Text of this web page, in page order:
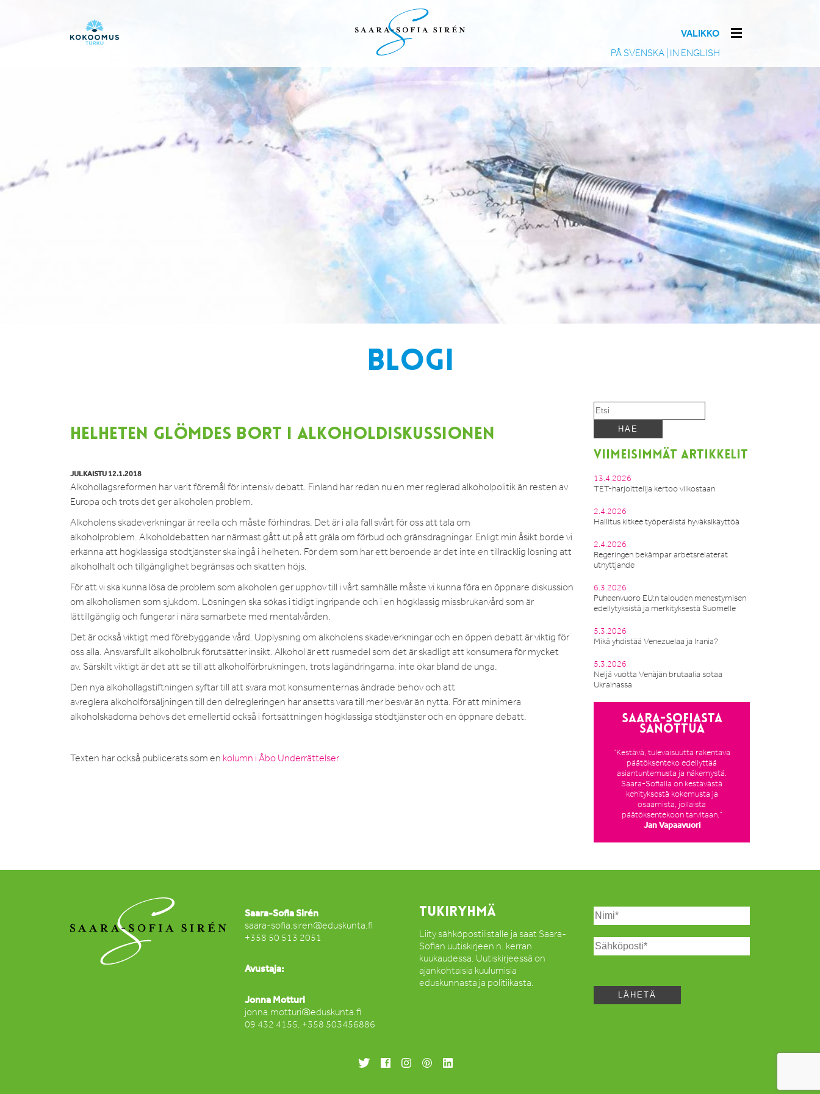
PÅ SVENSKA IN ENGLISH
VALIKKO
BLOGI
HELHETEN GLÖMDES BORT I ALKOHOLDISKUSSIONEN
JULKAISTU 12.1.2018
Alkohollagsreformen har varit föremål för intensiv debatt. Finland har redan nu en mer reglerad alkoholpolitik än resten av
Europa och trots det ger alkoholen problem.
Alkoholens skadeverkningar är reella och måste förhindras. Det är i alla fall svårt för oss att tala om
alkoholproblem. Alkoholdebatten har närmast gått ut på att gräla om förbud och gränsdragningar. Enligt min åsikt borde vi
erkänna att högklassiga stödtjänster ska ingå i helheten. För dem som har ett beroende är det inte en tillräcklig lösning att
alkoholhalt och tillgänglighet begränsas och skatten höjs.
För att vi ska kunna lösa de problem som alkoholen ger upphov till i vårt samhälle måste vi kunna föra en öppnare diskussion
om alkoholismen som sjukdom. Lösningen ska sökas i tidigt ingripande och i en högklassig missbrukarvård som är
lättillgänglig och fungerar i nära samarbete med mentalvården.
Det är också viktigt med förebyggande vård. Upplysning om alkoholens skadeverkningar och en öppen debatt är viktig för
oss alla. Ansvarsfullt alkoholbruk förutsätter insikt. Alkohol är ett rusmedel som det är skadligt att konsumera för mycket
av. Särskilt viktigt är det att se till att alkoholförbrukningen, trots lagändringarna, inte ökar bland de unga.
Den nya alkohollagstiftningen syftar till att svara mot konsumenternas ändrade behov och att
avreglera alkoholförsäljningen till den delregleringen har ansetts vara till mer besvär än nytta. För att minimera
alkoholskadorna behövs det emellertid också i fortsättningen högklassiga stödtjänster och en öppnare debatt.
Texten har också publicerats som en kolumn i Åbo Underrättelser
VIIMEISIMMÄT ARTIKKELIT
13.4.2026
TET-harjoittelija kertoo viikostaan
2.4.2026
Hallitus kitkee työperäistä hyväksikäyttöä
2.4.2026
Regeringen bekämpar arbetsrelaterat
utnyttjande
6.3.2026
Puheenvuoro EU:n talouden menestymisen
edellytyksistä ja merkityksestä Suomelle
5.3.2026
Mikä yhdistää Venezuelaa ja Irania?
5.3.2026
Neljä vuotta Venäjän brutaalia sotaa
Ukrainassa
Saara-Sofiasta
sanottua
”Kestävä, tulevaisuutta rakentava
päätöksenteko edellyttää
asiantuntemusta ja näkemystä.
Saara-Sofialla on kestävästä
kehityksestä kokemusta ja
osaamista, jollaista
päätöksentekoon tarvitaan.”
Jan Vapaavuori
Saara-Sofia Sirén
saara-sofia.siren@eduskunta.fi
+358 50 513 2051
Avustaja:
Jonna Motturi
jonna.motturi@eduskunta.fi
09 432 4155, +358 503456886
TUKIRYHMÄ
Liity sähköpostilistalle ja saat Saara-
Sofian uutiskirjeen n. kerran
kuukaudessa. Uutiskirjeessä on
ajankohtaisia kuulumisia
eduskunnasta ja politiikasta.